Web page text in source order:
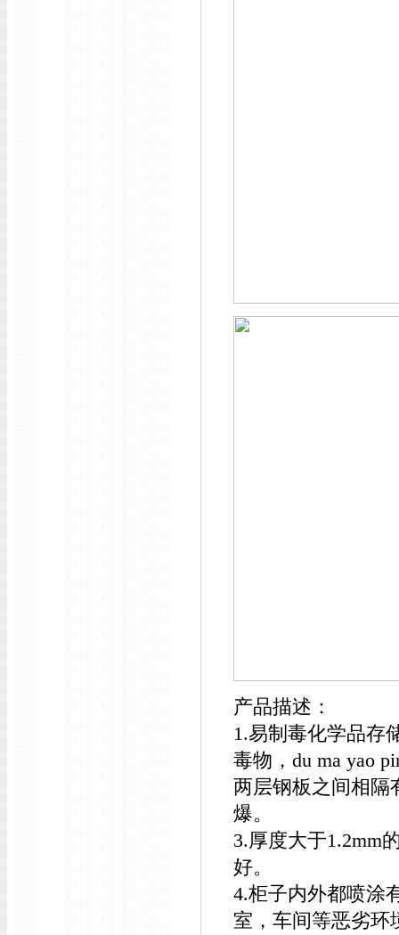
产品描述：
1.易制毒化学品存
毒物，du ma yao
两层钢板之间相隔
爆。
3.厚度大于1.2mm
好。
4.柜子内外都喷涂
室，车间等恶劣环